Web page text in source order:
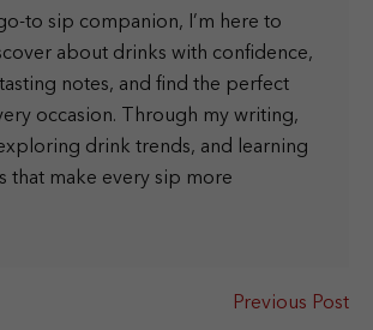
to sip companion, I’m here to
about drinks with confidence,
notes, and find the perfect
occasion. Through my writing,
drink trends, and learning
that make every sip more
Previous Post